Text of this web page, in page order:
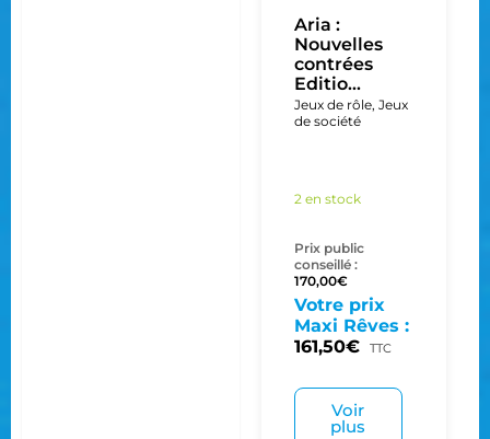
Aria :
Nouvelles
contrées
Editio...
Jeux de rôle, Jeux
de société
2 en stock
Prix public
conseillé :
170,00€
Votre prix
Maxi Rêves :
161,50€ TTC
Voir
plus